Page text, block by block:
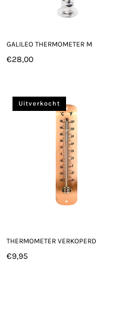
GALILEO THERMOMETER M
Normale
€28,00
Uitverkocht
THERMOMETER VERKOPERD
Normale
€9,95